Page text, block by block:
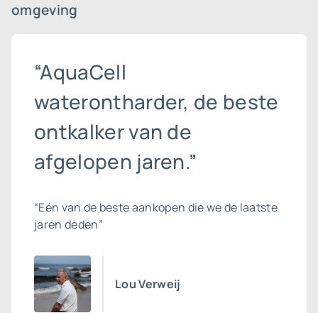
omgeving
“AquaCell
waterontharder, de beste
ontkalker van de
afgelopen jaren.”
“Eén van de beste aankopen die we de laatste
jaren deden”
Lou Verweij